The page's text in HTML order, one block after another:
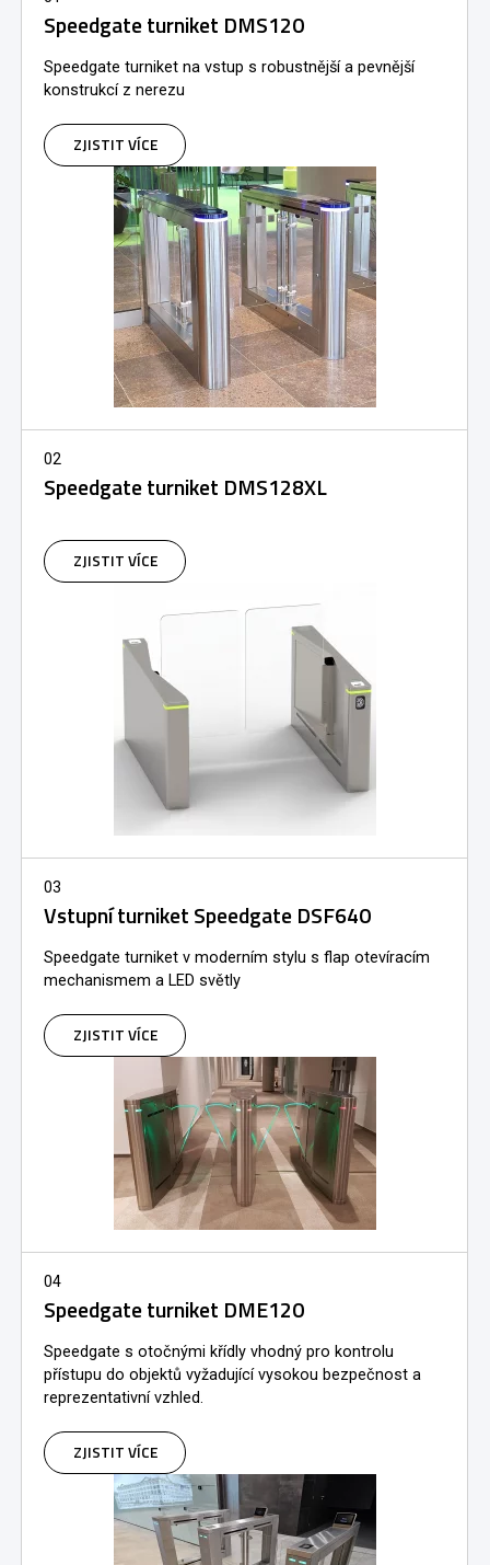
Speedgate turniket DMS120
Speedgate turniket na vstup s robustnější a pevnější
konstrukcí z nerezu
ZJISTIT VÍCE
02
Speedgate turniket DMS128XL
ZJISTIT VÍCE
03
Vstupní turniket Speedgate DSF640
Speedgate turniket v moderním stylu s flap otevíracím
mechanismem a LED světly
ZJISTIT VÍCE
04
Speedgate turniket DME120
Speedgate s otočnými křídly vhodný pro kontrolu
přístupu do objektů vyžadující vysokou bezpečnost a
reprezentativní vzhled.
ZJISTIT VÍCE